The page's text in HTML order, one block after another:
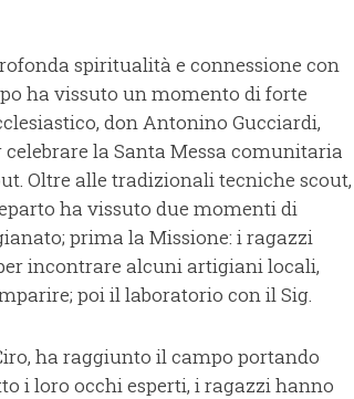
spiritualità e connessione con
ha vissuto un momento di forte
don Antonino Gucciardi,
la Santa Messa comunitaria
Oltre alle tradizionali tecniche scout,
ha vissuto due momenti di
prima la Missione: i ragazzi
incontrare alcuni artigiani locali,
poi il laboratorio con il Sig.
ha raggiunto il campo portando
i loro occhi esperti, i ragazzi hanno